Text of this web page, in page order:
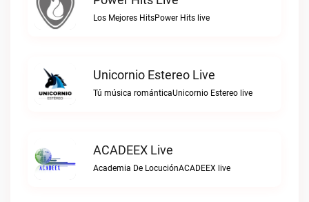
Los Mejores HitsPower Hits live
Unicornio Estereo Live
Tú música románticaUnicornio Estereo live
ACADEEX Live
Academia De LocuciónACADEEX live